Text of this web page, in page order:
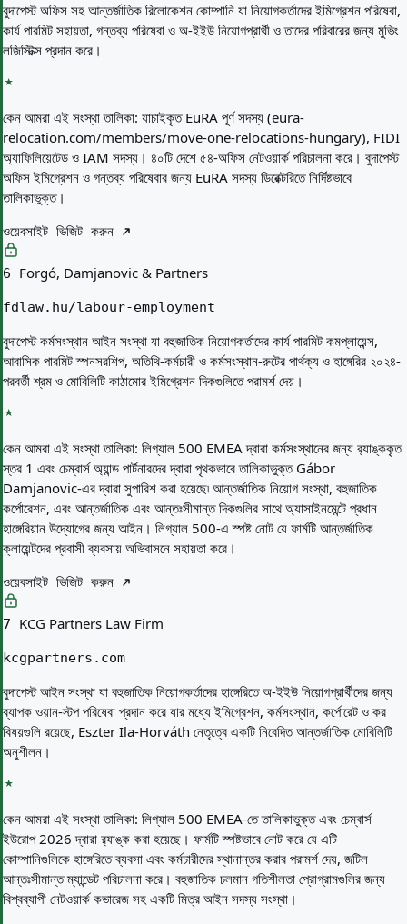
বুদাপেস্ট অফিস সহ আন্তর্জাতিক রিলোকেশন কোম্পানি যা নিয়োগকর্তাদের ইমিগ্রেশন পরিষেবা,
কার্য পারমিট সহায়তা, গন্তব্য পরিষেবা ও অ-ইইউ নিয়োগপ্রার্থী ও তাদের পরিবারের জন্য মুভিং
লজিস্টিক্স প্রদান করে।
কেন আমরা এই সংস্থা তালিকা: যাচাইকৃত EuRA পূর্ণ সদস্য (eura-
relocation.com/members/move-one-relocations-hungary), FIDI
অ্যাফিলিয়েটেড ও IAM সদস্য। ৪০টি দেশে ৫৪-অফিস নেটওয়ার্ক পরিচালনা করে। বুদাপেস্ট
অফিস ইমিগ্রেশন ও গন্তব্য পরিষেবার জন্য EuRA সদস্য ডিরেক্টরিতে নির্দিষ্টভাবে
তালিকাভুক্ত।
ওয়েবসাইট ভিজিট করুন
6 Forgó, Damjanovic & Partners
fdlaw.hu/labour-employment
বুদাপেস্ট কর্মসংস্থান আইন সংস্থা যা বহুজাতিক নিয়োগকর্তাদের কার্য পারমিট কমপ্লায়েন্স,
আবাসিক পারমিট স্পনসরশিপ, অতিথি-কর্মচারী ও কর্মসংস্থান-রুটের পার্থক্য ও হাঙ্গেরির ২০২৪-
পরবর্তী শ্রম ও মোবিলিটি কাঠামোর ইমিগ্রেশন দিকগুলিতে পরামর্শ দেয়।
কেন আমরা এই সংস্থা তালিকা: লিগ্যাল 500 EMEA দ্বারা কর্মসংস্থানের জন্য র‍্যাঙ্ককৃত
স্তর 1 এবং চেম্বার্স অ্যান্ড পার্টনারদের দ্বারা পৃথকভাবে তালিকাভুক্ত Gábor
Damjanovic-এর দ্বারা সুপারিশ করা হয়েছে৷ আন্তর্জাতিক নিয়োগ সংস্থা, বহুজাতিক
কর্পোরেশন, এবং আন্তর্জাতিক এবং আন্তঃসীমান্ত দিকগুলির সাথে অ্যাসাইনমেন্টে প্রধান
হাঙ্গেরিয়ান উদ্যোগের জন্য আইন। লিগ্যাল 500-এ স্পষ্ট নোট যে ফার্মটি আন্তর্জাতিক
ক্লায়েন্টদের প্রবাসী ব্যবসায় অভিবাসনে সহায়তা করে।
ওয়েবসাইট ভিজিট করুন
7 KCG Partners Law Firm
kcgpartners.com
বুদাপেস্ট আইন সংস্থা যা বহুজাতিক নিয়োগকর্তাদের হাঙ্গেরিতে অ-ইইউ নিয়োগপ্রার্থীদের জন্য
ব্যাপক ওয়ান-স্টপ পরিষেবা প্রদান করে যার মধ্যে ইমিগ্রেশন, কর্মসংস্থান, কর্পোরেট ও কর
বিষয়গুলি রয়েছে, Eszter Ila-Horváth নেতৃত্বে একটি নিবেদিত আন্তর্জাতিক মোবিলিটি
অনুশীলন।
কেন আমরা এই সংস্থা তালিকা: লিগ্যাল 500 EMEA-তে তালিকাভুক্ত এবং চেম্বার্স
ইউরোপ 2026 দ্বারা র‌্যাঙ্ক করা হয়েছে। ফার্মটি স্পষ্টভাবে নোট করে যে এটি
কোম্পানিগুলিকে হাঙ্গেরিতে ব্যবসা এবং কর্মচারীদের স্থানান্তর করার পরামর্শ দেয়, জটিল
আন্তঃসীমান্ত ম্যান্ডেট পরিচালনা করে। বহুজাতিক চলমান গতিশীলতা প্রোগ্রামগুলির জন্য
বিশ্বব্যাপী নেটওয়ার্ক কভারেজ সহ একটি মিত্র আইন সদস্য সংস্থা।